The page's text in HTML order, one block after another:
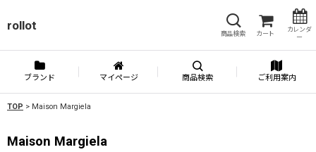
rollot
商品検索 カート
カレンダ
ー
ブランド マイページ 商品検索 ご利用案内
TOP > Maison Margiela
Maison Margiela